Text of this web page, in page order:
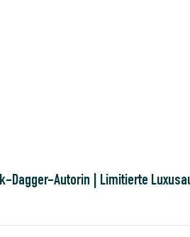
Dagger-Autorin | Limitierte